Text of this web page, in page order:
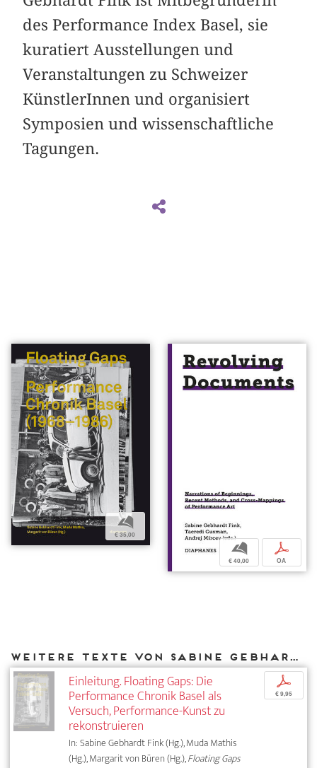
des Performance Index Basel, sie
kuratiert Ausstellungen und
Veranstaltungen zu Schweizer
KünstlerInnen und organisiert
Symposien und wissenschaftliche
Tagungen.
b
€ 35,00
b
€ 40,00
p
OA
Weitere Texte von Sabine Gebhardt Fink bei DIAPHANES
Einleitung. Floating Gaps: Die
Performance Chronik Basel als
Versuch, Performance-Kunst zu
rekonstruieren
In: Sabine Gebhardt Fink (Hg.), Muda Mathis
(Hg.), Margarit von Büren (Hg.),Floating Gaps
p
€ 9,95